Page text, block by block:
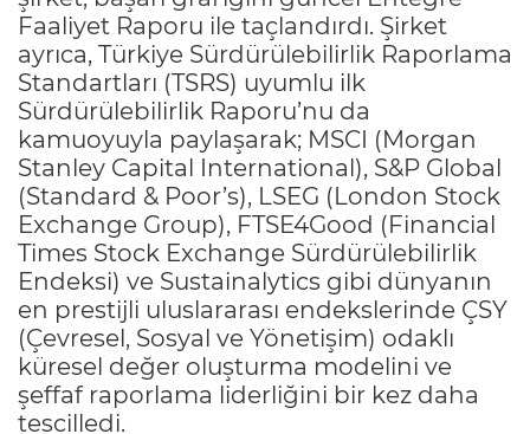
Faaliyet Raporu ile taçlandırdı. Şirket
ayrıca, Türkiye Sürdürülebilirlik Raporlama
Standartları (TSRS) uyumlu ilk
Sürdürülebilirlik Raporu’nu da
kamuoyuyla paylaşarak; MSCI (Morgan
Stanley Capital International), S&P Global
(Standard & Poor’s), LSEG (London Stock
Exchange Group), FTSE4Good (Financial
Times Stock Exchange Sürdürülebilirlik
Endeksi) ve Sustainalytics gibi dünyanın
en prestijli uluslararası endekslerinde ÇSY
(Çevresel, Sosyal ve Yönetişim) odaklı
küresel değer oluşturma modelini ve
şeffaf raporlama liderliğini bir kez daha
tescilledi.